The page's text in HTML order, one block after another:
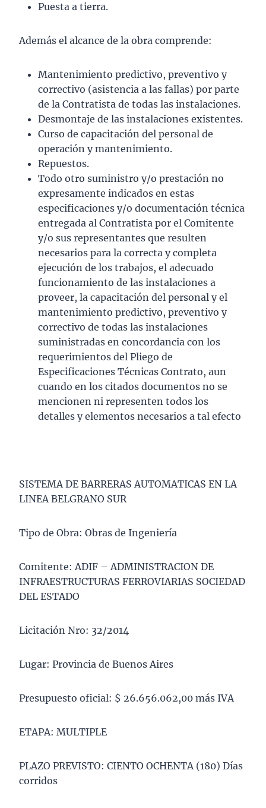
Puesta a tierra.
Además el alcance de la obra comprende:
Mantenimiento predictivo, preventivo y
correctivo (asistencia a las fallas) por parte
de la Contratista de todas las instalaciones.
Desmontaje de las instalaciones existentes.
Curso de capacitación del personal de
operación y mantenimiento.
Repuestos.
Todo otro suministro y/o prestación no
expresamente indicados en estas
especificaciones y/o documentación técnica
entregada al Contratista por el Comitente
y/o sus representantes que resulten
necesarios para la correcta y completa
ejecución de los trabajos, el adecuado
funcionamiento de las instalaciones a
proveer, la capacitación del personal y el
mantenimiento predictivo, preventivo y
correctivo de todas las instalaciones
suministradas en concordancia con los
requerimientos del Pliego de
Especificaciones Técnicas Contrato, aun
cuando en los citados documentos no se
mencionen ni representen todos los
detalles y elementos necesarios a tal efecto
SISTEMA DE BARRERAS AUTOMATICAS EN LA
LINEA BELGRANO SUR
Tipo de Obra: Obras de Ingeniería
Comitente: ADIF – ADMINISTRACION DE
INFRAESTRUCTURAS FERROVIARIAS SOCIEDAD
DEL ESTADO
Licitación Nro: 32/2014
Lugar: Provincia de Buenos Aires
Presupuesto oficial: $ 26.656.062,00 más IVA
ETAPA: MULTIPLE
PLAZO PREVISTO: CIENTO OCHENTA (180) Días
corridos